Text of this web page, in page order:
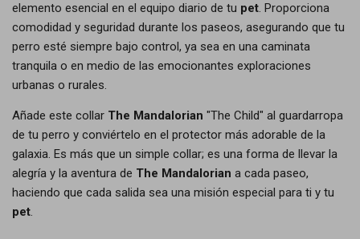
elemento esencial en el equipo diario de tu pet. Proporciona
comodidad y seguridad durante los paseos, asegurando que tu
perro esté siempre bajo control, ya sea en una caminata
tranquila o en medio de las emocionantes exploraciones
urbanas o rurales.
Añade este collar The Mandalorian "The Child" al guardarropa
de tu perro y conviértelo en el protector más adorable de la
galaxia. Es más que un simple collar; es una forma de llevar la
alegría y la aventura de The Mandalorian a cada paseo,
haciendo que cada salida sea una misión especial para ti y tu
pet.